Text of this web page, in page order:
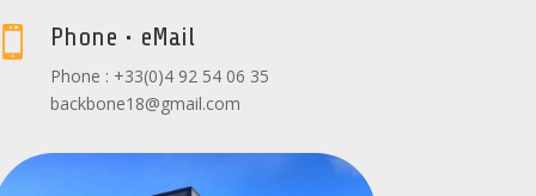
Phone • eMail
Phone : +33(0)4 92 54 06 35
backbone18@gmail.com